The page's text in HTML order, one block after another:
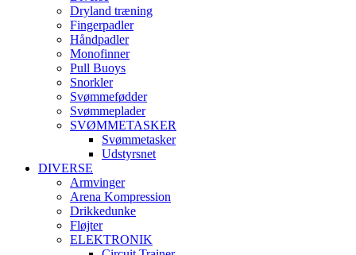
Dryland træning
Fingerpadler
Håndpadler
Monofinner
Pull Buoys
Snorkler
Svømmefødder
Svømmeplader
SVØMMETASKER
Svømmetasker
Udstyrsnet
DIVERSE
Armvinger
Arena Kompression
Drikkedunke
Fløjter
ELEKTRONIK